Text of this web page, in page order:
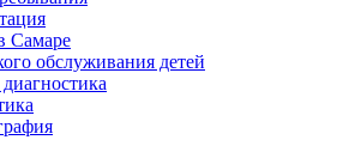
Самаре
обслуживания детей